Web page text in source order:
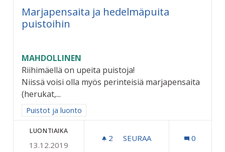
Marjapensaita ja hedelmäpuita
puistoihin
MAHDOLLINEN
Riihimäellä on upeita puistoja!
Niissä voisi olla myös perinteisiä marjapensaita
(herukat,...
Rajaa tulokset aihepiirin mukaan: Puistot ja luonto
Puistot ja luonto
LUONTIAIKA
13.12.2019
2 2 SEURAAJAA
SEURAA 0